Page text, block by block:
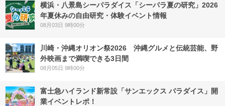
横浜・八景島シーパラダイス「シーパラ夏の研究」2026
年夏休みの自由研究・体験イベント情報
08月03日 9時00分
川崎・沖縄オリオン祭2026 沖縄グルメと伝統芸能、野
外映画まで満喫できる3日間
08月05日 9時00分
富士急ハイランド新常設「サンエックス パラダイス」開
業イベントレポ！